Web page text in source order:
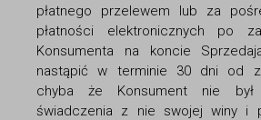
płatnego przelewem lub za
płatności elektronicznych po
Konsumenta na koncie
nastąpić w terminie 30 dni od
chyba że Konsument nie
świadczenia z nie swojej winy i